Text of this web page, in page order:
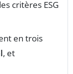
critères ESG
en trois
, et